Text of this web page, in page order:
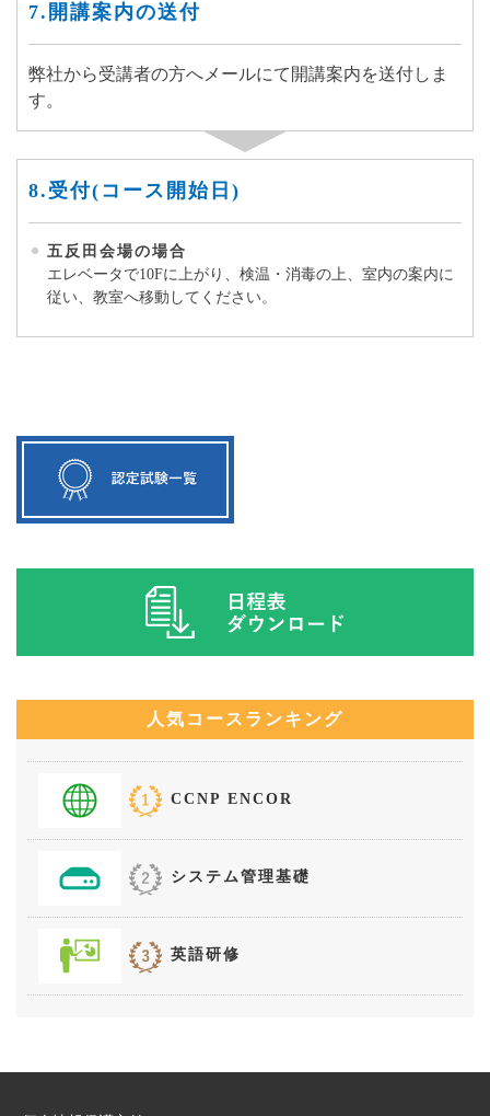
7.開講案内の送付
弊社から受講者の方へメールにて開講案内を送付しま
す。
8.受付(コース開始日)
五反田会場の場合
エレベータで10Fに上がり、検温・消毒の上、室内の案内に
従い、教室へ移動してください。
人気コースランキング
CCNP ENCOR
システム管理基礎
英語研修